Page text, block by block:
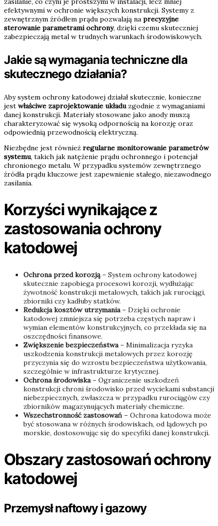
efektywnymi w ochronie większych konstrukcji. Systemy z
zewnętrznym źródłem prądu pozwalają na precyzyjne
sterowanie parametrami ochrony, dzięki czemu skuteczniej
zabezpieczają metal w trudnych warunkach środowiskowych.
Jakie są wymagania techniczne dla
skutecznego działania?
Aby system ochrony katodowej działał skutecznie, konieczne
jest właściwe zaprojektowanie układuzgodnie z wymaganiami
danej konstrukcji. Materiały stosowane jako anody muszą
charakteryzować się wysoką odpornością na korozję oraz
odpowiednią przewodnością elektryczną.
Niezbędne jest również regularne monitorowanie parametrów
systemu, takich jak natężenie prądu ochronnego i potencjał
chronionego metalu. W przypadku systemów zewnętrznego
źródła prądu kluczowe jest zapewnienie stałego, niezawodnego
zasilania.
Korzyści wynikające z
zastosowania ochrony
katodowej
Ochrona przed korozją– System ochrony katodowej
skutecznie zapobiega procesowi korozji, wydłużając
żywotność konstrukcji metalowych, takich jak rurociągi,
zbiorniki czy kadłuby statków.
Redukcja kosztów utrzymania– Dzięki ochronie
katodowej zmniejsza się potrzeba częstych napraw i
wymian elementów konstrukcyjnych, co przekłada się na
oszczędności finansowe.
Zwiększenie bezpieczeństwa– Minimalizacja ryzyka
uszkodzenia konstrukcji metalowych przez korozję
przyczynia się do wzrostu bezpieczeństwa użytkowania,
szczególnie w infrastrukturze krytycznej.
Ochrona środowiska– Ograniczenie uszkodzeń
konstrukcji chroni środowisko przed wyciekami substancji
niebezpiecznych, zwłaszcza w przypadku rurociągów czy
zbiorników magazynujących materiały chemiczne.
Wszechstronność zastosowań – Ochrona katodowa może
być stosowana w różnych środowiskach, od lądowych po
morskie, dostosowując się do specyfiki danej konstrukcji.
Obszary zastosowań ochrony
katodowej
Przemysł naftowy i gazowy